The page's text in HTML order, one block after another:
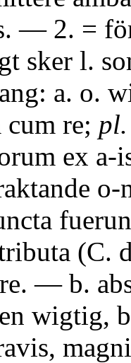
— 2. =
sker l.
a. o.
re; pl.
ex a-
o-
(C.
— b.
wigtig,